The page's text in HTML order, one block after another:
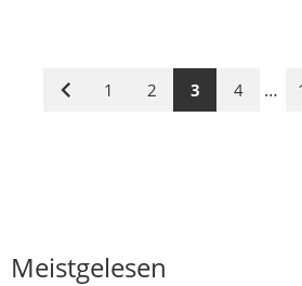
Vorige
1 2 3 4 …
Meistgelesen